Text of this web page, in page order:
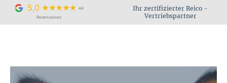
springen
5,0
44
Rezensionen
Ihr zertifizierter Reico -
Vertriebspartner